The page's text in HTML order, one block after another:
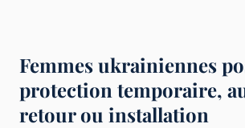
Femmes ukrainiennes
protection temporaire,
retour ou installation